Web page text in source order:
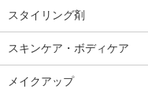
スタイリング剤
スキンケア・ボディケア
メイクアップ